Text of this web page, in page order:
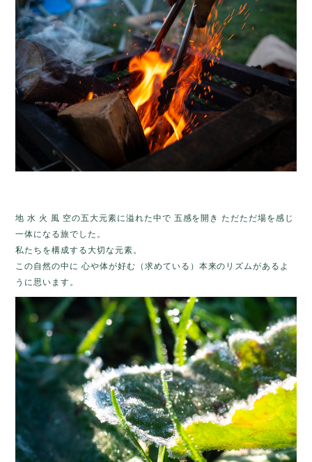
地 水 火 風 空の五大元素に溢れた中で 五感を開き ただただ場を感じ
一体になる旅でした。
私たちを構成する大切な元素。
この自然の中に 心や体が好む（求めている）本来のリズムがあるよ
うに思います。